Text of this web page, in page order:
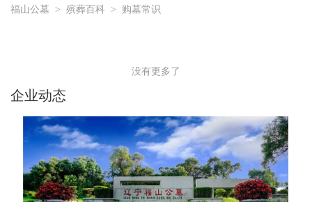
福山公墓 > 殡葬百科 > 购墓常识
没有更多了
企业动态